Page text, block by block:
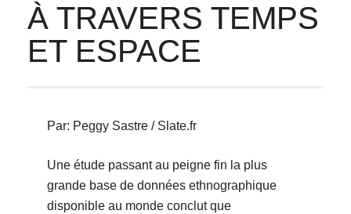
À TRAVERS TEMPS
ET ESPACE
Par: Peggy Sastre / Slate.fr
Une étude passant au peigne fin la plus
grande base de données ethnographique
disponible au monde conclut que